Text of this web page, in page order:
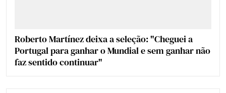
Roberto Martínez deixa a seleção: "Cheguei a
Portugal para ganhar o Mundial e sem ganhar não
faz sentido continuar"